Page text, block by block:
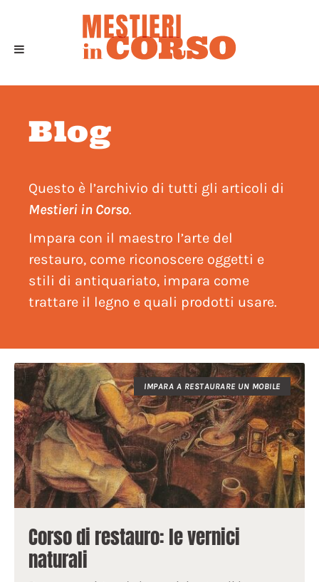
Blog
Questo è l’archivio di tutti gli articoli di
Mestieri in Corso.
Impara con il maestro l’arte del
restauro, come riconoscere oggetti e
stili di antiquariato, impara come
trattare il legno e quali prodotti usare.
IMPARA A RESTAURARE UN MOBILE
Corso di restauro: le vernici
naturali